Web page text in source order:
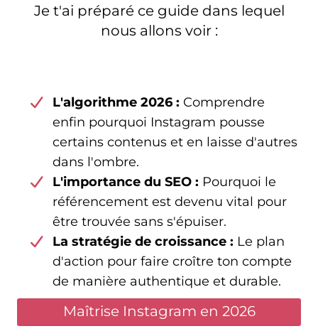
Je t'ai préparé ce guide dans lequel
nous allons voir :
L'algorithme 2026 : Comprendre
enfin pourquoi Instagram pousse
certains contenus et en laisse d'autres
dans l'ombre.
L'importance du SEO : Pourquoi le
référencement est devenu vital pour
être trouvée sans s'épuiser.
La stratégie de croissance : Le plan
d'action pour faire croître ton compte
de manière authentique et durable.
Maîtrise Instagram en 2026